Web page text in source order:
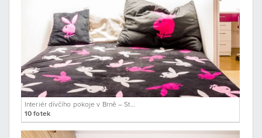
Interiér dívčího pokoje v Brně – Starém Lískovci
10 fotek